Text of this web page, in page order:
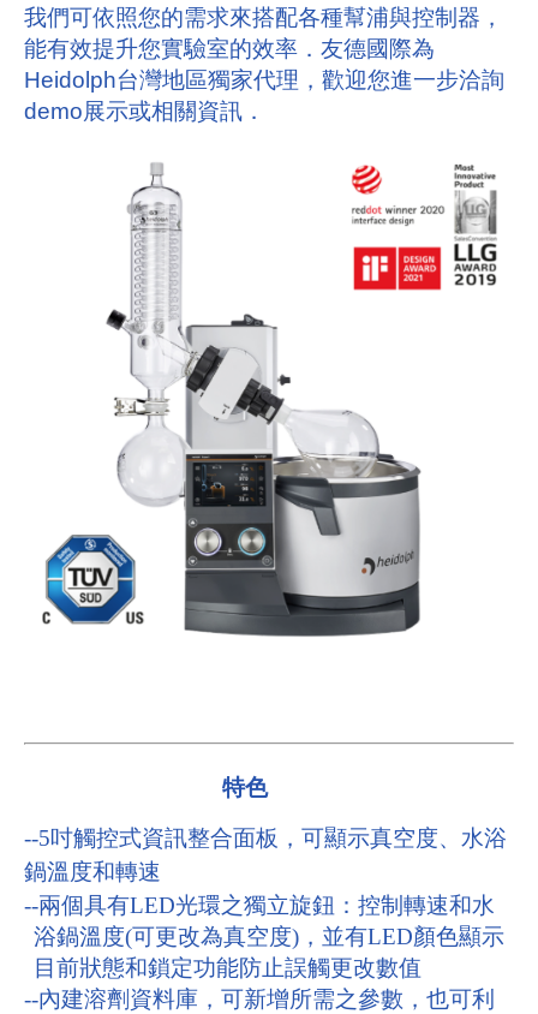
我們可依照您的需求來搭配各種幫浦與控制器，
能有效提升您實驗室的效率．友德國際為
Heidolph台灣地區獨家代理，歡迎您進一步洽詢
demo展示或相關資訊．
特色
--5吋觸控式資訊整合面板，可顯示真空度、水浴
鍋溫度和轉速
--兩個具有LED光環之獨立旋鈕：控制轉速和水
浴鍋溫度(可更改為真空度) ，並有LED顏色顯示
目前狀態和鎖定功能防止誤觸更改數值
--內建溶劑資料庫，可新增所需之參數，也可利